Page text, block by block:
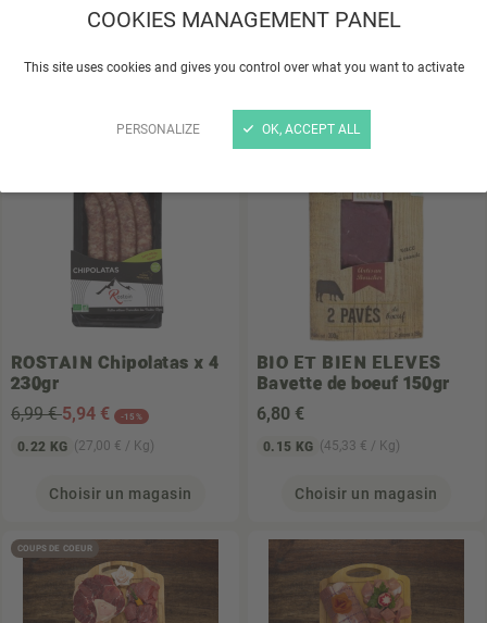
COOKIES MANAGEMENT PANEL
This site uses cookies and gives you control over what you want to activate
PERSONALIZE OK, ACCEPT ALL
6,99 €
ROSTAIN Chipolatas x 4
230gr
6,99 €5,94 € -15%
0.22 KG (27,00 € / Kg)
Choisir un magasin
BIO ET BIEN ELEVES
Bavette de boeuf 150gr
6,80 €
0.15 KG (45,33 € / Kg)
Choisir un magasin
COUPS DE COEUR